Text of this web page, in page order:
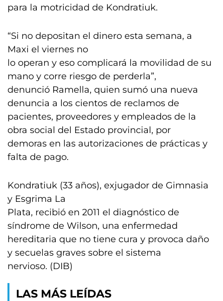
para la motricidad de Kondratiuk.
“Si no depositan el dinero esta semana, a
Maxi el viernes no
lo operan y eso complicará la movilidad de su
mano y corre riesgo de perderla”,
denunció Ramella, quien sumó una nueva
denuncia a los cientos de reclamos de
pacientes, proveedores y empleados de la
obra social del Estado provincial, por
demoras en las autorizaciones de prácticas y
falta de pago.
Kondratiuk (33 años), exjugador de Gimnasia
y Esgrima La
Plata, recibió en 2011 el diagnóstico de
síndrome de Wilson, una enfermedad
hereditaria que no tiene cura y provoca daño
y secuelas graves sobre el sistema
nervioso. (DIB)
LAS MÁS LEÍDAS